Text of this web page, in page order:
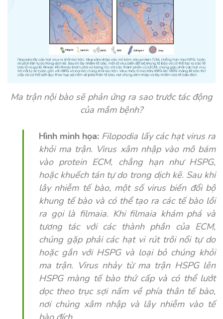
Ma trận nội bào sẽ phản ứng ra sao trước tác động
của mầm bệnh?
Hình minh họa: Filopodia lấy các hạt virus ra
khỏi ma trận. Virus xâm nhập vào mô bám
vào protein ECM, chẳng hạn như HSPG,
hoặc khuếch tán tự do trong dịch kẽ. Sau khi
lây nhiễm tế bào, một số virus biến đổi bộ
khung tế bào và có thể tạo ra các tế bào lồi
ra gọi là filmaia. Khi filmaia khám phá và
tương tác với các thành phần của ECM,
chúng gặp phải các hạt vi rút trôi nổi tự do
hoặc gắn với HSPG và loại bỏ chúng khỏi
ma trận. Virus nhảy từ ma trận HSPG lên
HSPG màng tế bào thứ cấp và có thể lướt
dọc theo trục sợi nấm về phía thân tế bào,
nơi chúng xâm nhập và lây nhiễm vào tế